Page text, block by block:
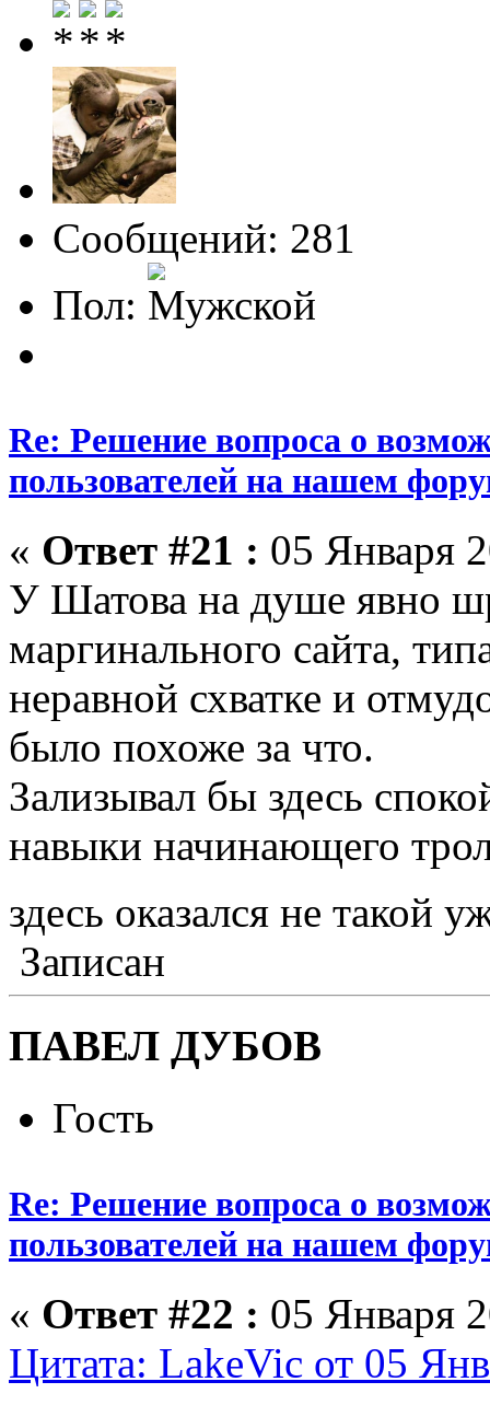
Сообщений: 281
Пол:
Re: Решение вопроса о
пользователей на нашем
« Ответ #21 : 05 Января
У Шатова на душе явно
маргинального сайта,
неравной схватке и
было похоже за что.
Зализывал бы здесь
навыки начинающего
здесь оказался не такой
Записан
ПАВЕЛ ДУБОВ
Гость
Re: Решение вопроса о
пользователей на нашем
« Ответ #22 : 05 Января
Цитата: LakeVic от 05